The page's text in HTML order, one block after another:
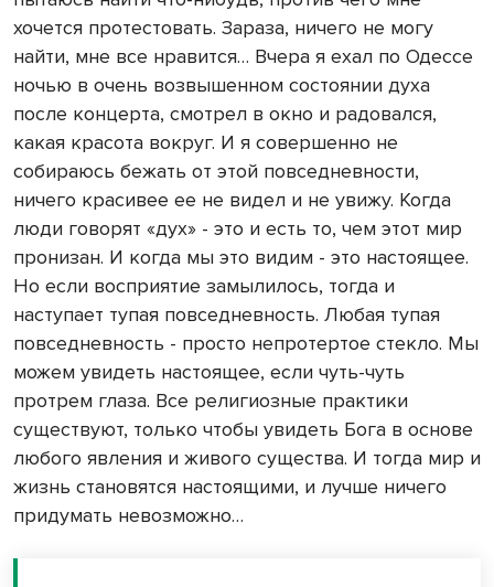
хочется протестовать. Зараза, ничего не могу
найти, мне все нравится… Вчера я ехал по Одессе
ночью в очень возвышенном состоянии духа
после концерта, смотрел в окно и радовался,
какая красота вокруг. И я совершенно не
собираюсь бежать от этой повседневности,
ничего красивее ее не видел и не увижу. Когда
люди говорят «дух» - это и есть то, чем этот мир
пронизан. И когда мы это видим - это настоящее.
Но если восприятие замылилось, тогда и
наступает тупая повседневность. Любая тупая
повседневность - просто непротертое стекло. Мы
можем увидеть настоящее, если чуть-чуть
протрем глаза. Все религиозные практики
существуют, только чтобы увидеть Бога в основе
любого явления и живого существа. И тогда мир и
жизнь становятся настоящими, и лучше ничего
придумать невозможно…